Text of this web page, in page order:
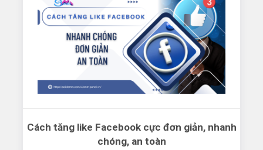
Cách tăng like Facebook cực đơn giản, nhanh
chóng, an toàn